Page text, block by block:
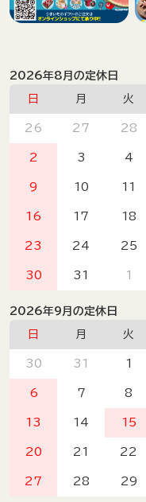
2026年8月の定休日
日 月 火
26 27 28
2 3 4
9 10 11
16 17 18
23 24 25
30 31 1
2026年9月の定休日
日 月 火
30 31 1
6 7 8
13 14 15
20 21 22
27 28 29